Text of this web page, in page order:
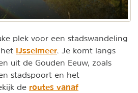
plek voor een stadswandeling
IJsselmeer. Je komt langs
uit de Gouden Eeuw, zoals
stadspoort en het
de routes vanaf